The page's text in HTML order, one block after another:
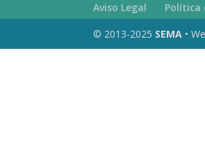
Aviso Legal Política
© 2013-2025 SEMA •